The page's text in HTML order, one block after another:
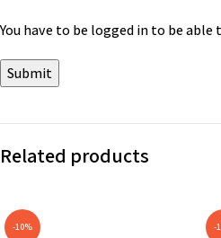
You have to be logged in to be
Related products
-10% -